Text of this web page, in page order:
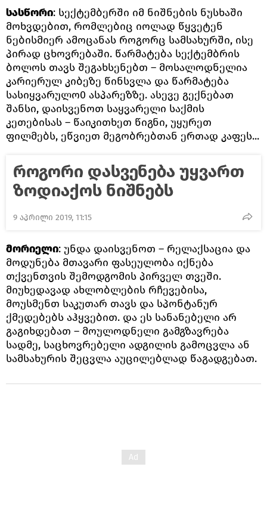
სასწორი: სექტემბერში იმ ნიშნების ნუსხაში
მოხვდებით, რომლებიც იოლად წყვეტენ
ნებისმიერ ამოცანას როგორც სამსახურში, ისე
პირად ცხოვრებაში. წარმატება სექტემბრის
ბოლოს თავს შეგახსენებთ – მოსალოდნელია
კარიერულ კიბეზე წინსვლა და წარმატება
სასიყვარულო0 ასპარეზზე. ასევე გექნებათ
შანსი, დაისვენოთ საყვარელი საქმის
კეთებისას – წაიკითხეთ წიგნი, უყურეთ
ფილმებს, ეწვიეთ მეგობრებთან ერთად კაფეს...
როგორი დასვენება უყვართ
ზოდიაქოს ნიშნებს
9 აპრილი 2019, 11:15
მორიელი: უნდა დაისვენოთ – რელაქსაცია და
მოდუნება მთავარი ფასეულობა იქნება
თქვენთვის შემოდგომის პირველ თვეში.
მიუხედავად ახლობლების რჩევებისა,
მოუსმენთ საკუთარ თავს და სპონტანურ
ქმედებებს აჰყვებით. და ეს სანანებელი არ
გაგიხდებათ – მოულოდნელი გამგზავრება
სადმე, საცხოვრებელი ადგილის გამოცვლა ან
სამსახურის შეცვლა აუცილებლად წაგადგებათ.